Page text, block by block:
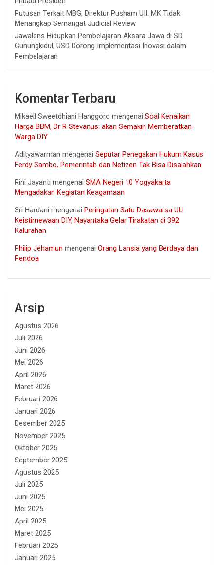
Putusan Terkait MBG, Direktur Pusham UII: MK Tidak
Menangkap Semangat Judicial Review
Jawalens Hidupkan Pembelajaran Aksara Jawa di SD
Gunungkidul, USD Dorong Implementasi Inovasi dalam
Pembelajaran
Komentar Terbaru
Mikaell Sweetdhiani Hanggoro mengenai Soal Kenaikan
Harga BBM, Dr R Stevanus: akan Semakin Memberatkan
Warga DIY
Adityawarman mengenai Seputar Penegakan Hukum Kasus
Ferdy Sambo, Pemerintah dan Netizen Tak Bisa Disalahkan
Rini Jayanti mengenai SMA Negeri 10 Yogyakarta
Mengadakan Kegiatan Keagamaan
Sri Hardani mengenai Peringatan Satu Dasawarsa UU
Keistimewaan DIY, Nayantaka Gelar Tirakatan di 392
Kalurahan
Philip Jehamun mengenai Orang Lansia yang Berdaya dan
Pendoa
Arsip
Agustus 2026
Juli 2026
Juni 2026
Mei 2026
April 2026
Maret 2026
Februari 2026
Januari 2026
Desember 2025
November 2025
Oktober 2025
September 2025
Agustus 2025
Juli 2025
Juni 2025
Mei 2025
April 2025
Maret 2025
Februari 2025
Januari 2025